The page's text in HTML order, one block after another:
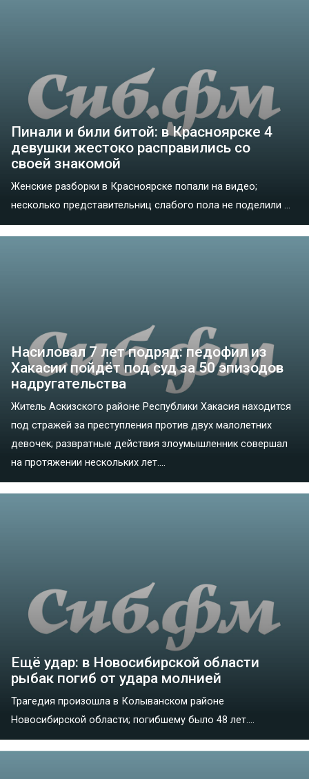
Пинали и били битой: в Красноярске 4
девушки жестоко расправились со
своей знакомой
Женские разборки в Красноярске попали на видео;
несколько представительниц слабого пола не поделили ...
Насиловал 7 лет подряд: педофил из
Хакасии пойдёт под суд за 50 эпизодов
надругательства
Житель Аскизского районе Республики Хакасия находится
под стражей за преступления против двух малолетних
девочек; развратные действия злоумышленник совершал
на протяжении нескольких лет....
Ещё удар: в Новосибирской области
рыбак погиб от удара молнией
Трагедия произошла в Колыванском районе
Новосибирской области; погибшему было 48 лет....